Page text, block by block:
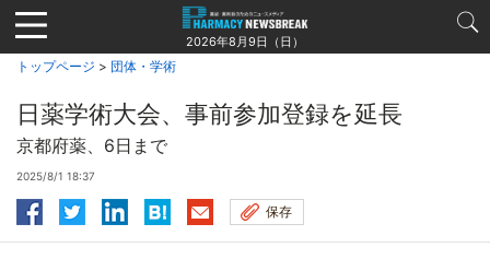
Jump
to
navigation
2026年8月9日（日）
トップページ > 団体・学術
日薬学術大会、事前参加登録を延長
京都府薬、6日まで
2025/8/1 18:37
保存